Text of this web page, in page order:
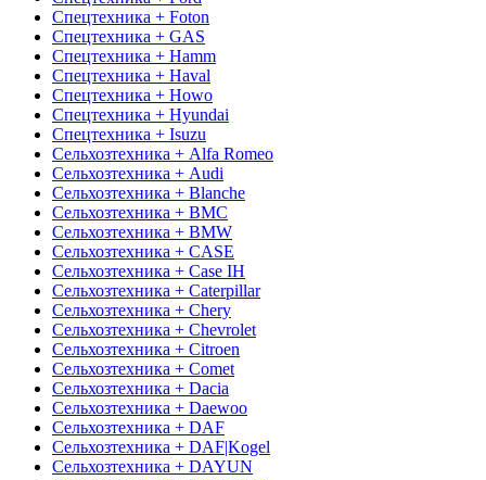
Спецтехника + Foton
Спецтехника + GAS
Спецтехника + Hamm
Спецтехника + Haval
Спецтехника + Howo
Спецтехника + Hyundai
Спецтехника + Isuzu
Сельхозтехника + Alfa Romeo
Сельхозтехника + Audi
Сельхозтехника + Blanche
Сельхозтехника + BMC
Сельхозтехника + BMW
Сельхозтехника + CASE
Сельхозтехника + Case IH
Сельхозтехника + Caterpillar
Сельхозтехника + Chery
Сельхозтехника + Chevrolet
Сельхозтехника + Citroen
Сельхозтехника + Comet
Сельхозтехника + Dacia
Сельхозтехника + Daewoo
Сельхозтехника + DAF
Сельхозтехника + DAF|Kogel
Сельхозтехника + DAYUN